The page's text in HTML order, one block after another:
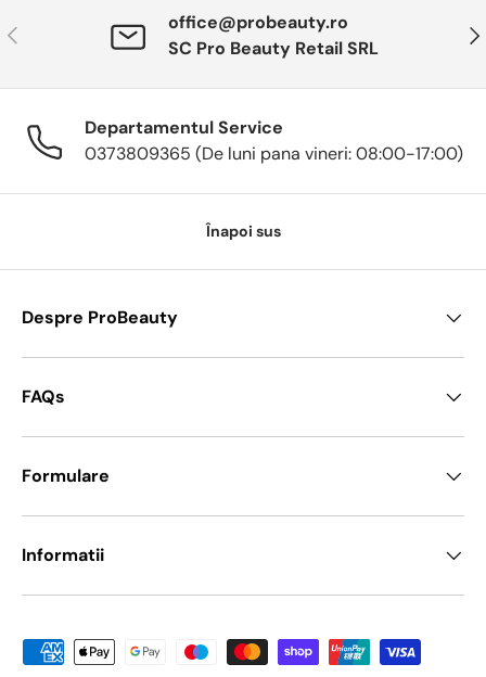
Anterior
office@probeauty.ro
SC Pro Beauty Retail SRL
Departamentul Service
0373809365 (De luni pana vineri: 08:00-17:00)
Înapoi sus
Despre ProBeauty
FAQs
Formulare
Informatii
Metode de platā acceptate